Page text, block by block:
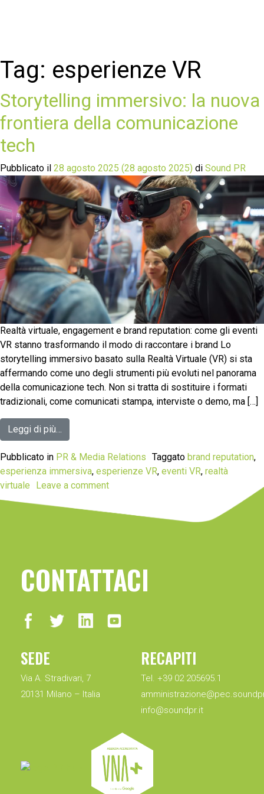
Tag: esperienze VR
Storytelling immersivo: la nuova
frontiera della comunicazione
tech
Pubblicato il 28 agosto 2025 (28 agosto 2025) di Sound PR
Realtà virtuale, engagement e brand reputation: come gli eventi
VR stanno trasformando il modo di raccontare i brand Lo
storytelling immersivo basato sulla Realtà Virtuale (VR) si sta
affermando come uno degli strumenti più evoluti nel panorama
della comunicazione tech. Non si tratta di sostituire i formati
tradizionali, come comunicati stampa, interviste o demo, ma […]
Leggi di più…
Pubblicato in PR & Media Relations Taggato brand reputation,
esperienza immersiva, esperienze VR, eventi VR, realtà
virtuale
Leave a comment
CONTATTACI
SEDE
Via A. Stradivari, 7
20131 Milano – Italia
RECAPITI
Tel. +39 02 205695.1
info@soundpr.it